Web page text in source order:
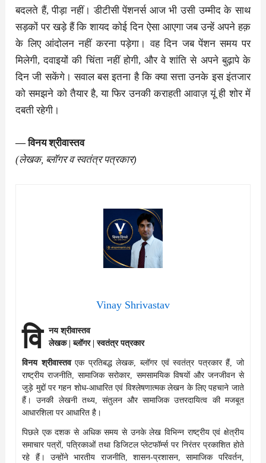
बदलते हैं, पीड़ा नहीं। डीटीसी पेंशनर्स आज भी उसी उम्मीद के साथ
सड़कों पर खड़े हैं कि शायद कोई दिन ऐसा आएगा जब उन्हें अपने हक़
के लिए आंदोलन नहीं करना पड़ेगा। वह दिन जब पेंशन समय पर
मिलेगी, दवाइयों की चिंता नहीं होगी, और वे शांति से अपने बुढ़ापे के
दिन जी सकेंगे। सवाल बस इतना है कि क्या सत्ता उनके इस इंतजार
को समझने को तैयार है, या फिर उनकी कराहती आवाज़ यूं ही शोर में
दबती रहेगी।
— विनय श्रीवास्तव
(लेखक, ब्लॉगर व स्वतंत्र पत्रकार)
Vinay Shrivastav
वि
नय श्रीवास्तव
लेखक | ब्लॉगर | स्वतंत्र पत्रकार
विनय श्रीवास्तवएक प्रतिबद्ध लेखक, ब्लॉगर एवं स्वतंत्र पत्रकार हैं, जो
राष्ट्रीय राजनीति, सामाजिक सरोकार, समसामयिक विषयों और जनजीवन से
जुड़े मुद्दों पर गहन शोध-आधारित एवं विश्लेषणात्मक लेखन के लिए पहचाने जाते
हैं। उनकी लेखनी तथ्य, संतुलन और सामाजिक उत्तरदायित्व की मजबूत
आधारशिला पर आधारित है।
पिछले एक दशक से अधिक समय से उनके लेख विभिन्न राष्ट्रीय एवं क्षेत्रीय
समाचार पत्रों, पत्रिकाओं तथा डिजिटल प्लेटफॉर्म्स पर निरंतर प्रकाशित होते
रहे हैं। उन्होंने भारतीय राजनीति, शासन-प्रशासन, सामाजिक परिवर्तन,